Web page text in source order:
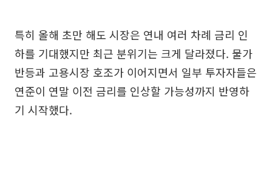
특히 올해 초만 해도 시장은 연내 여러 차례 금리 인
하를 기대했지만 최근 분위기는 크게 달라졌다. 물가
반등과 고용시장 호조가 이어지면서 일부 투자자들은
연준이 연말 이전 금리를 인상할 가능성까지 반영하
기 시작했다.